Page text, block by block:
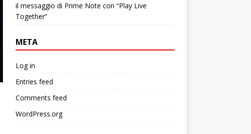
il messaggio di Prime Note con “Play Live
Together”
META
Log in
Entries feed
Comments feed
WordPress.org